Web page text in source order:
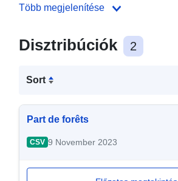
Több megjelenítése
Disztribúciók 2
Sort
Part de forêts
CSV 9 November 2023